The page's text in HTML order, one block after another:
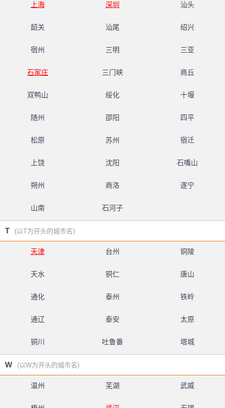
上海 深圳 汕头
韶关 汕尾 绍兴
宿州 三明 三亚
石家庄 三门峡 商丘
双鸭山 绥化 十堰
随州 邵阳 四平
松原 苏州 宿迁
上饶 沈阳 石嘴山
朔州 商洛 遂宁
山南 石河子
T (以T为开头的城市名)
天津 台州 铜陵
天水 铜仁 唐山
通化 泰州 铁岭
通辽 泰安 太原
铜川 吐鲁番 塔城
W (以W为开头的城市名)
温州 芜湖 武威